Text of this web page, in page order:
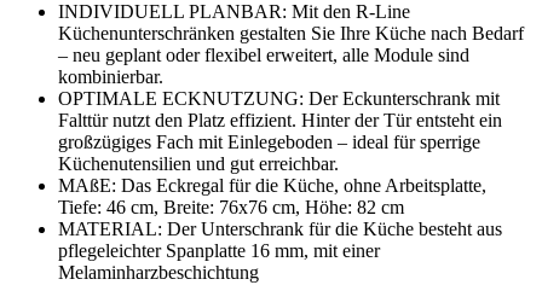
INDIVIDUELL PLANBAR: Mit den R-Line
Küchenunterschränken gestalten Sie Ihre Küche nach Bedarf
– neu geplant oder flexibel erweitert, alle Module sind
kombinierbar.
OPTIMALE ECKNUTZUNG: Der Eckunterschrank mit
Falttür nutzt den Platz effizient. Hinter der Tür entsteht ein
großzügiges Fach mit Einlegeboden – ideal für sperrige
Küchenutensilien und gut erreichbar.
MAßE: Das Eckregal für die Küche, ohne Arbeitsplatte,
Tiefe: 46 cm, Breite: 76x76 cm, Höhe: 82 cm
MATERIAL: Der Unterschrank für die Küche besteht aus
pflegeleichter Spanplatte 16 mm, mit einer
Melaminharzbeschichtung